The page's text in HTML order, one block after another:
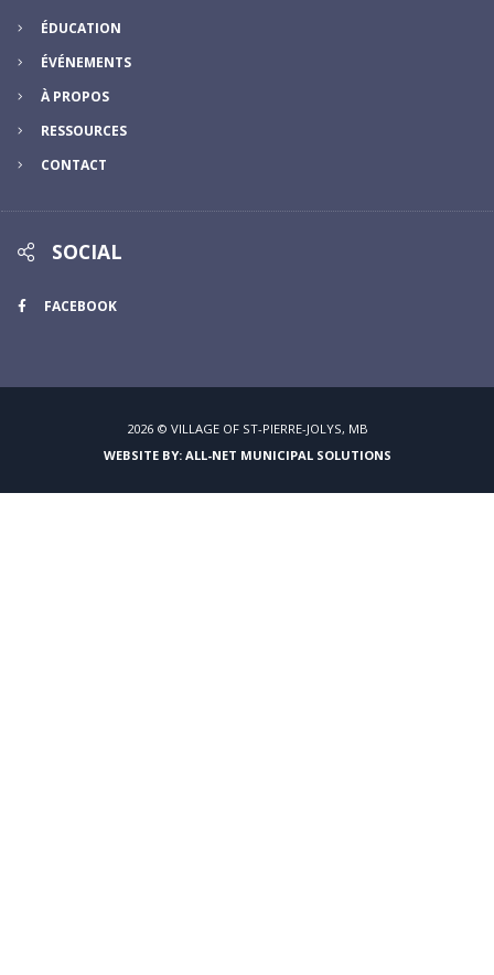
ÉDUCATION
ÉVÉNEMENTS
À PROPOS
RESSOURCES
CONTACT
SOCIAL
FACEBOOK
2026 © VILLAGE OF ST-PIERRE-JOLYS, MB
WEBSITE BY: ALL-NET MUNICIPAL SOLUTIONS